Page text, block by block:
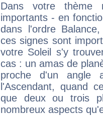
Dans votre thème
importants - en
dans l'ordre
ces signes sont
votre Soleil s'y
cas : un amas de
proche d'un
l'Ascendant, quand
que deux ou trois
nombreux aspects